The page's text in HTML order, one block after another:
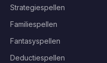
Strategiespellen
Familiespellen
Fantasyspellen
Deductiespellen